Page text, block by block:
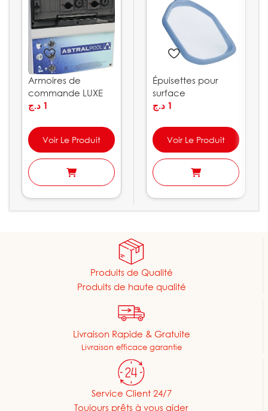
Armoires de
commande LUXE
ASTRAPOOL
1 د.ج
Voir Le Produit
Épuisettes pour
surface
ASTRALPOOL
1 د.ج
Voir Le Produit
Produits de Qualité
Produits de haute qualité
Livraison Rapide & Gratuite
Livraison efficace garantie
Service Client 24/7
Toujours prêts à vous aider